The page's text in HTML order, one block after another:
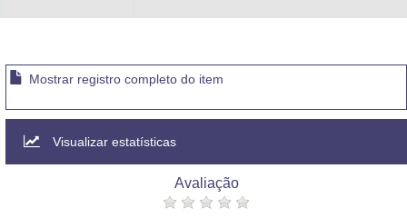
Mostrar registro completo do item
Visualizar estatísticas
Avaliação